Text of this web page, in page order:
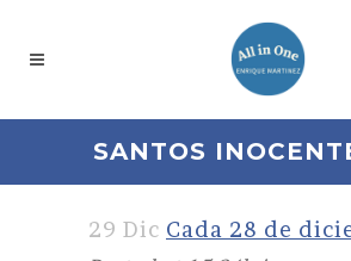
SANTOS
29 Dic Cada 28 de